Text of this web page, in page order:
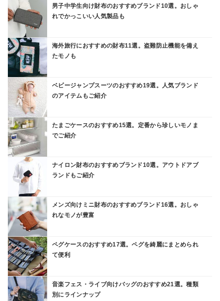
男子中学生向け財布のおすすめブランド10選。おしゃ
れでかっこいい人気製品も
海外旅行におすすめの財布11選。盗難防止機能を備え
たモノも
ベビージャンプスーツのおすすめ19選。人気ブランド
のアイテムもご紹介
たまごケースのおすすめ15選。定番から珍しいモノま
でご紹介
ナイロン財布のおすすめブランド10選。アウトドアブ
ランドもご紹介
メンズ向けミニ財布のおすすめブランド16選。おしゃ
れなモノが豊富
ペグケースのおすすめ17選。ペグを綺麗にまとめられ
て便利
音楽フェス・ライブ向けバッグのおすすめ21選。種類
別にラインナップ